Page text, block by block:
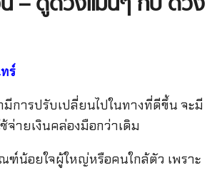
ร์
มีการปรับเปลี่ยนไปในทางที่ดีขึ้น จะมี
จ่ายเงินคล่องมือกว่าเดิม
น้อยใจผู้ใหญ่หรือคนใกล้ตัว เพราะ